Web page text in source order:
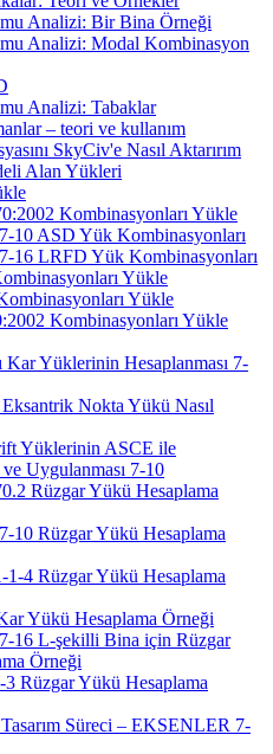
Analizi: Bir Bina Örneği
Analizi: Modal Kombinasyon
Analizi: Tabaklar
– teori ve kullanım
SkyCiv'e Nasıl Aktarırım
Alan Yükleri
Kombinasyonları Yükle
10 ASD Yük Kombinasyonları
16 LRFD Yük Kombinasyonları
Yükle
Yükle
Kombinasyonları Yükle
Kar Yüklerinin Hesaplanması 7-
Eksantrik Nokta Yükü Nasıl
Yüklerinin ASCE ile
ve Uygulanması 7-10
Rüzgar Yükü Hesaplama
10 Rüzgar Yükü Hesaplama
4 Rüzgar Yükü Hesaplama
Yükü Hesaplama Örneği
16 L-şekilli Bina için Rüzgar
Örneği
Rüzgar Yükü Hesaplama
Süreci – EKSENLER 7-